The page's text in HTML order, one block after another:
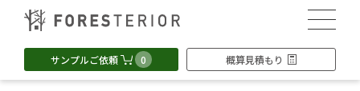
サンプルご依頼 0 概算見積もり